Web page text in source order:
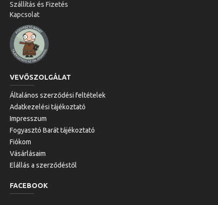
Szállítás és Fizetés
Kapcsolat
VEVŐSZOLGÁLAT
Általános szerződési feltételek
Adatkezelési tájékoztató
Impresszum
Fogyasztó Barát tájékoztató
Fiókom
Vásárlásaim
Elállás a szerződéstől
FACEBOOK